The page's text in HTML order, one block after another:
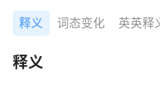
释义 词态变化 英英释
释义